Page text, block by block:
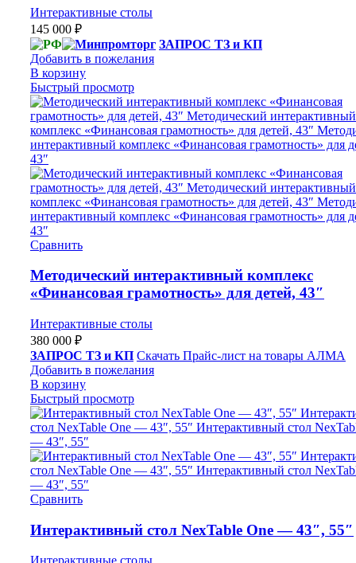
Интерактивные столы
145 000 ₽
ЗАПРОС ТЗ и КП
Добавить в пожелания
В корзину
Быстрый просмотр
Сравнить
Методический интерактивный комплекс
«Финансовая грамотность» для детей, 43″
Интерактивные столы
380 000 ₽
ЗАПРОС ТЗ и КП Скачать Прайс-лист на товары АЛМА
Добавить в пожелания
В корзину
Быстрый просмотр
Сравнить
Интерактивный стол NexTable One — 43″, 55″